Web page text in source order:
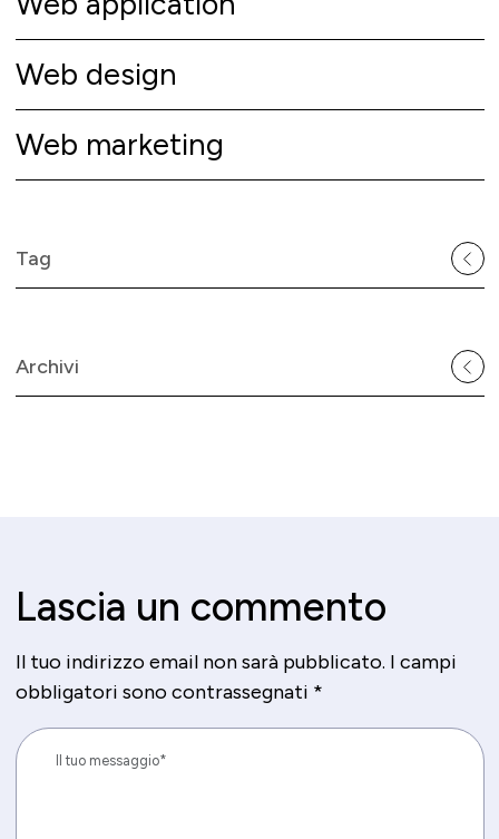
Web design
Web marketing
Tag
Archivi
Lascia un commento
Il tuo indirizzo email non sarà pubblicato. I campi
obbligatori sono contrassegnati *